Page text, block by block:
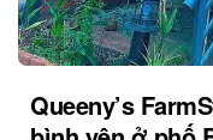
Queeny’s